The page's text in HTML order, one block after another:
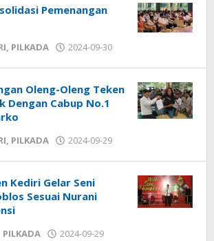
Pemenangan
, PILKADA 2024-09-30
Oleng-Oleng Teken
Dengan Cabup No.1
, PILKADA 2024-09-29
Kediri Gelar Seni
Sesuai Nurani
PILKADA 2024-09-29